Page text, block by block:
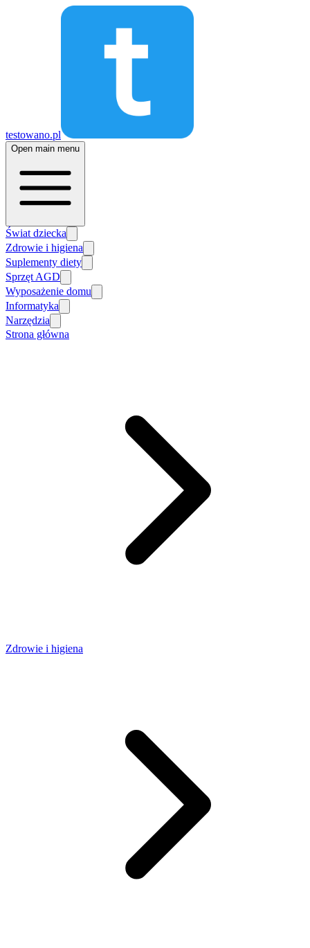
testowano.pl
Open main menu
Świat dziecka
Zdrowie i higiena
Suplementy diety
Sprzęt AGD
Wyposażenie domu
Informatyka
Narzędzia
Strona główna
Zdrowie i higiena